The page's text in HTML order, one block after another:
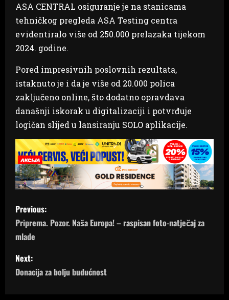
ASA CENTRAL osiguranje je na stanicama
tehničkog pregleda ASA Testing centra
evidentiralo više od 250.000 prelazaka tijekom
2024. godine.
Pored impresivnih poslovnih rezultata,
istaknuto je i da je više od 20.000 polica
zaključeno online, što dodatno opravdava
današnji iskorak u digitalizaciji i potvrđuje
logičan slijed u lansiranju SOLO aplikacije.
P
o
s
t
Previous:
Priprema. Pozor. Naša Europa! – raspisan foto-natječaj za
mlade
Next:
Donacija za bolju budućnost